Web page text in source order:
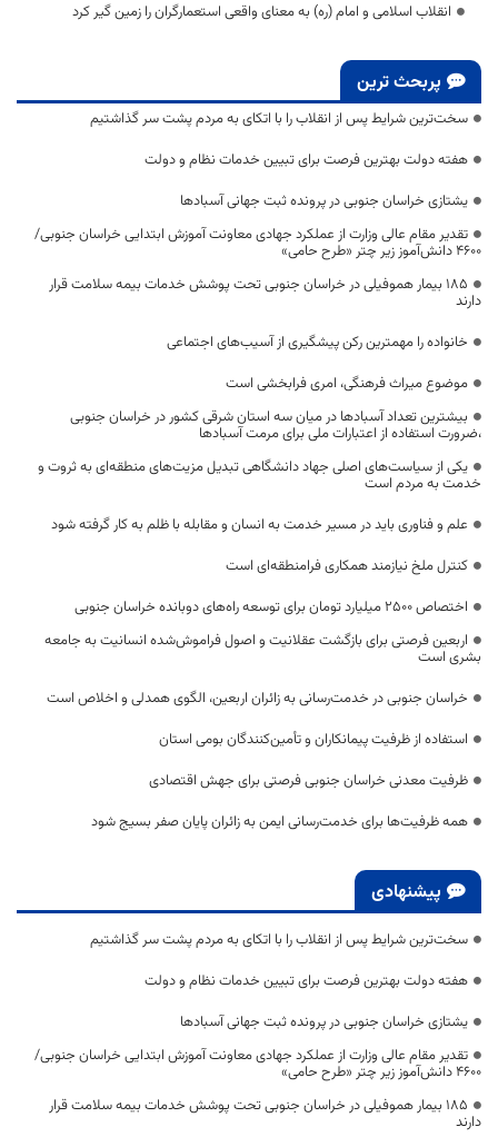
انقلاب اسلامی و امام (ره) به معنای واقعی استعمارگران را زمین گیر کرد
پربحث ترین
سخت‌ترین شرایط پس از انقلاب را با اتکای به مردم پشت سر گذاشتیم
هفته دولت بهترین فرصت برای تبیین خدمات نظام و دولت
یشتازی خراسان جنوبی در پرونده ثبت جهانی آسبادها
تقدیر مقام عالی وزارت از عملکرد جهادی معاونت آموزش ابتدایی خراسان جنوبی/
۴۶۰۰ دانش‌آموز زیر چتر «طرح حامی»
۱۸۵ بیمار هموفیلی در خراسان جنوبی تحت پوشش خدمات بیمه سلامت قرار
دارند
خانواده را مهمترین رکن پیشگیری از آسیب‌های اجتماعی
موضوع میراث فرهنگی، امری فرابخشی است
بیشترین تعداد آسبادها در میان سه استان شرقی کشور در خراسان جنوبی
،ضرورت استفاده از اعتبارات ملی برای مرمت آسبادها
یکی از سیاست‌های اصلی جهاد دانشگاهی تبدیل مزیت‌های منطقه‌ای به ثروت و
خدمت به مردم است
علم و فناوری باید در مسیر خدمت به انسان و مقابله با ظلم به کار گرفته شود
کنترل ملخ نیازمند همکاری فرامنطقه‌ای است
اختصاص 2500 میلیارد تومان برای توسعه راه‌های دوبانده خراسان جنوبی
اربعین فرصتی برای بازگشت عقلانیت و اصول فراموش‌شده انسانیت به جامعه
بشری است
خراسان جنوبی در خدمت‌رسانی به زائران اربعین، الگوی همدلی و اخلاص است
استفاده از ظرفیت پیمانکاران و تأمین‌کنندگان بومی استان
ظرفیت معدنی خراسان جنوبی فرصتی برای جهش اقتصادی
همه ظرفیت‌ها برای خدمت‌رسانی ایمن به زائران پایان صفر بسیج شود
پیشنهادی
سخت‌ترین شرایط پس از انقلاب را با اتکای به مردم پشت سر گذاشتیم
هفته دولت بهترین فرصت برای تبیین خدمات نظام و دولت
یشتازی خراسان جنوبی در پرونده ثبت جهانی آسبادها
تقدیر مقام عالی وزارت از عملکرد جهادی معاونت آموزش ابتدایی خراسان جنوبی/
۴۶۰۰ دانش‌آموز زیر چتر «طرح حامی»
۱۸۵ بیمار هموفیلی در خراسان جنوبی تحت پوشش خدمات بیمه سلامت قرار
دارند